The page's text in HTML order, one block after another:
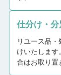
仕分け・分
リユース品
けいたしま
合はお取り置